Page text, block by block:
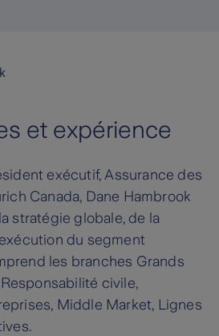
et expérience
exécutif, Assurance des
Canada, Dane Hambrook
stratégie globale, de la
du segment
les branches Grands
civile,
Middle Market, Lignes